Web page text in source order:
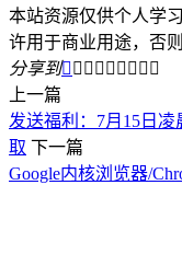
本站资源仅供个人学
许用于商业用途，否
分享到        
上一篇
发送福利：7月15日
取 下一篇
Google内核浏览器/